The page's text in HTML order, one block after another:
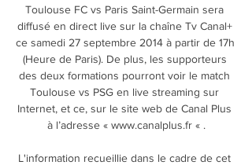
Toulouse FC vs Paris Saint-Germain sera
diffusé en direct live sur la chaîne Tv Canal+
ce samedi 27 septembre 2014 à partir de 17h
(Heure de Paris). De plus, les supporteurs
des deux formations pourront voir le match
Toulouse vs PSG en live streaming sur
Internet, et ce, sur le site web de Canal Plus
à l’adresse « www.canalplus.fr « .
L'information recueillie dans le cadre de cet